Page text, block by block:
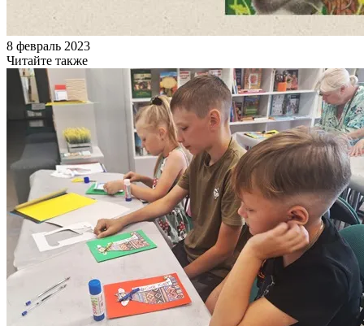
8 февраль 2023
Читайте также